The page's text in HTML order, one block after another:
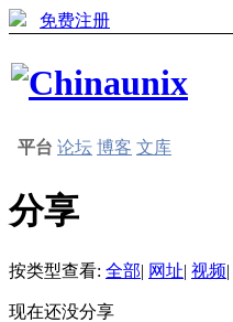
免费注册
平台 论坛 博客 文库
分享
按类型查看: 全部| 网址| 视频|
现在还没分享